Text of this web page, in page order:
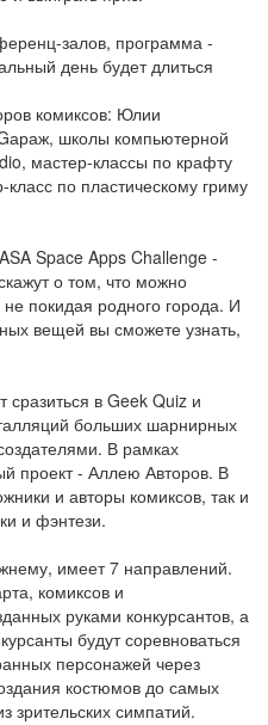
залов, программа -
день будет длиться
комиксов: Юлии
школы компьютерной
мастер-классы по крафту
по пластическому гриму
Space Apps Challenge -
о том, что можно
покидая родного города. И
вещей вы сможете узнать,
в Geek Quiz и
больших шарнирных
В рамках
проект - Аллею Авторов. В
и авторы комиксов, так и
и фэнтези.
имеет 7 направлений.
комиксов и
руками конкурсантов, а
будут соревноваться
персонажей через
костюмов до самых
зрительских симпатий.